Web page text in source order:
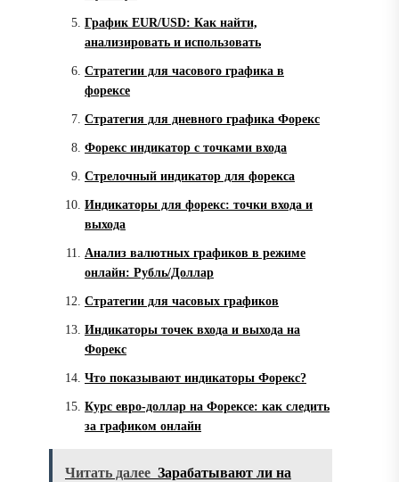
График EUR/USD: Как найти,
анализировать и использовать
Стратегии для часового графика в
форексе
Стратегия для дневного графика Форекс
Форекс индикатор с точками входа
Стрелочный индикатор для форекса
Индикаторы для форекс: точки входа и
выхода
Анализ валютных графиков в режиме
онлайн: Рубль/Доллар
Стратегии для часовых графиков
Индикаторы точек входа и выхода на
Форекс
Что показывают индикаторы Форекс?
Курс евро-доллар на Форексе: как следить
за графиком онлайн
Читать далее Зарабатывают ли на